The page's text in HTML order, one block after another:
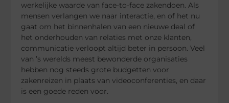
werkelijke waarde van face-to-face zakendoen. Als
mensen verlangen we naar interactie, en of het nu
gaat om het binnenhalen van een nieuwe deal of
het onderhouden van relaties met onze klanten,
communicatie verloopt altijd beter in persoon. Veel
van ’s werelds meest bewonderde organisaties
hebben nog steeds grote budgetten voor
zakenreizen in plaats van videoconferenties, en daar
is een goede reden voor.